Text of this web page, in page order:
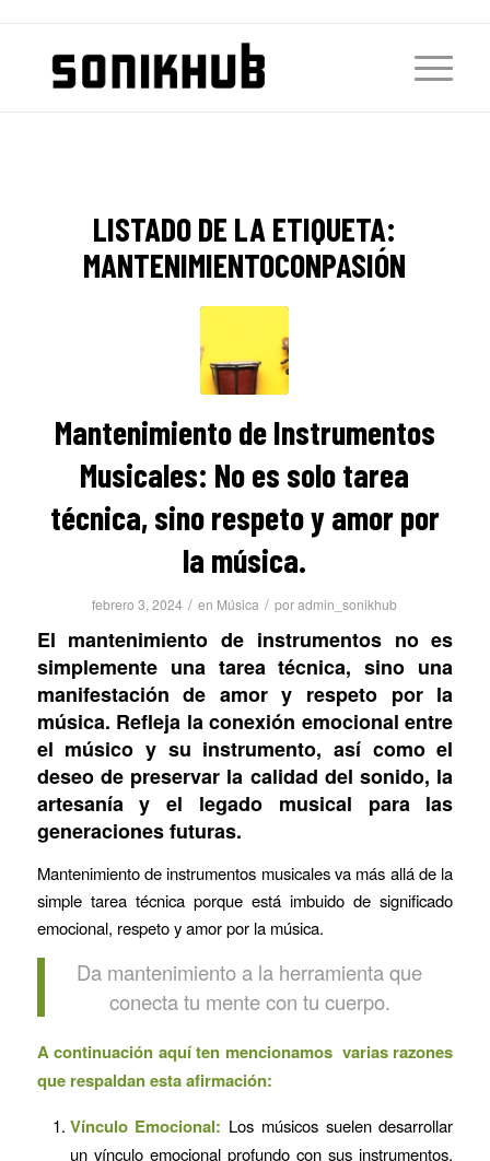
LISTADO DE LA ETIQUETA:
MANTENIMIENTOCONPASIÓN
Mantenimiento de Instrumentos
Musicales: No es solo tarea
técnica, sino respeto y amor por
la música.
febrero 3, 2024 / en Música / poradmin_sonikhub
El mantenimiento de instrumentos no es
simplemente una tarea técnica, sino una
manifestación de amor y respeto por la
música. Refleja la conexión emocional entre
el músico y su instrumento, así como el
deseo de preservar la calidad del sonido, la
artesanía y el legado musical para las
generaciones futuras.
Mantenimiento de instrumentos musicales va más allá de la
simple tarea técnica porque está imbuido de significado
emocional, respeto y amor por la música.
Da mantenimiento a la herramienta que
conecta tu mente con tu cuerpo.
A continuación aquí ten mencionamos varias razones
que respaldan esta afirmación:
Vínculo Emocional: Los músicos suelen desarrollar
un vínculo emocional profundo con sus instrumentos.